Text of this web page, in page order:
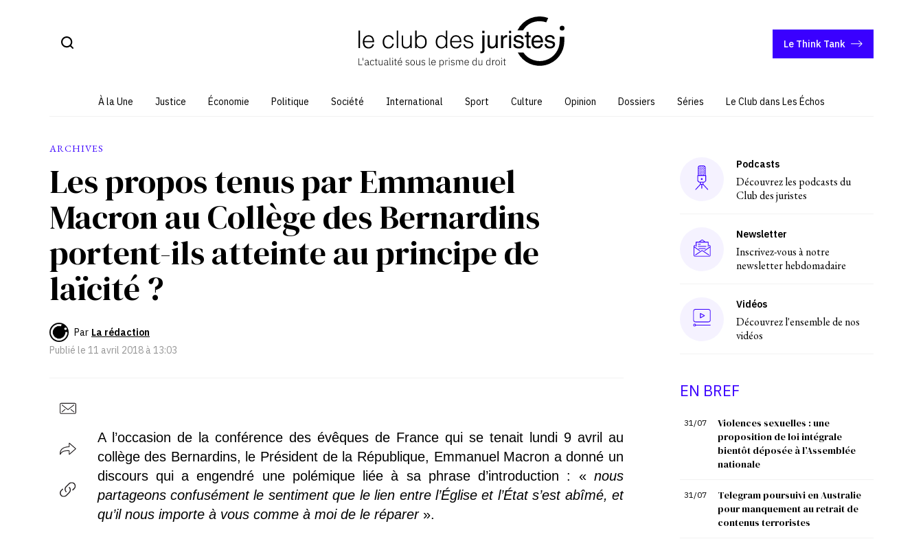
Le Think Tank
À la Une Justice Économie Politique Société International Sport Culture Opinion Dossiers Séries Le Club dans Les Échos
ARCHIVES
Les propos tenus par Emmanuel
Macron au Collège des Bernardins
portent-ils atteinte au principe de
laïcité ?
Par La rédaction
Publié le 11 avril 2018 à 13:03
A l’occasion de la conférence des évêques de France qui se tenait lundi 9 avril au
collège des Bernardins, le Président de la République, Emmanuel Macron a donné un
discours qui a engendré une polémique liée à sa phrase d’introduction : « nous
partageons confusément le sentiment que le lien entre l’Église et l’État s’est abîmé, et
qu’il nous importe à vous comme à moi de le réparer».
Podcasts
Découvrez les podcasts du
Club des juristes
Newsletter
Inscrivez-vous à notre
newsletter hebdomadaire
Vidéos
Découvrez l'ensemble de nos
vidéos
EN BREF
31/07
Violences sexuelles : une
proposition de loi intégrale
bientôt déposée à l’Assemblée
nationale
31/07
Telegram poursuivi en Australie
pour manquement au retrait de
contenus terroristes